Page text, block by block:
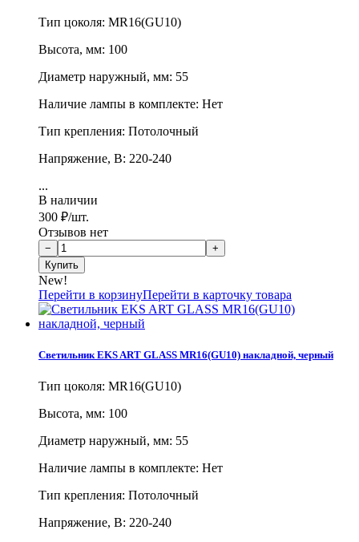
Тип цоколя: MR16(GU10)
Высота, мм: 100
Диаметр наружный, мм: 55
Наличие лампы в комплекте: Нет
Тип крепления: Потолочный
Напряжение, В: 220-240
...
В наличии
300 ₽/шт.
Отзывов нет
New!
Перейти в корзинуПерейти в карточку товара
Светильник EKS ART GLASS MR16(GU10) накладной, черный
Тип цоколя: MR16(GU10)
Высота, мм: 100
Диаметр наружный, мм: 55
Наличие лампы в комплекте: Нет
Тип крепления: Потолочный
Напряжение, В: 220-240